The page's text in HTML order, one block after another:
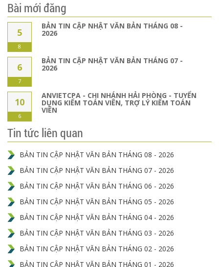
Bài mới đăng
5
8
BẢN TIN CẬP NHẬT VĂN BẢN THÁNG 08 -
2026
6
7
BẢN TIN CẬP NHẬT VĂN BẢN THÁNG 07 -
2026
10
6
ANVIETCPA - CHI NHÁNH HẢI PHÒNG - TUYỂN
DỤNG KIỂM TOÁN VIÊN, TRỢ LÝ KIỂM TOÁN
VIÊN
Tin tức liên quan
BẢN TIN CẬP NHẬT VĂN BẢN THÁNG 08 - 2026
BẢN TIN CẬP NHẬT VĂN BẢN THÁNG 07 - 2026
BẢN TIN CẬP NHẬT VĂN BẢN THÁNG 06 - 2026
BẢN TIN CẬP NHẬT VĂN BẢN THÁNG 05 - 2026
BẢN TIN CẬP NHẬT VĂN BẢN THÁNG 04 - 2026
BẢN TIN CẬP NHẬT VĂN BẢN THÁNG 03 - 2026
BẢN TIN CẬP NHẬT VĂN BẢN THÁNG 02 - 2026
BẢN TIN CẬP NHẬT VĂN BẢN THÁNG 01 - 2026